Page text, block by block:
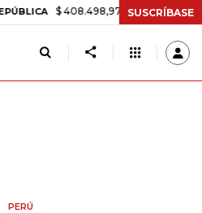
$ 408.498,97 +$ 8.753,81 +2,19%
SUSCRÍBASE
PERÚ